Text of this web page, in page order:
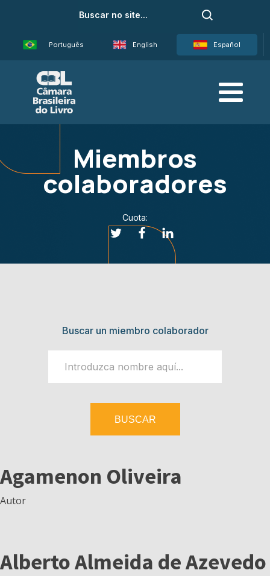
Português English Español
Miembros
colaboradores
Cuota:
Buscar un miembro colaborador
BUSCAR
Agamenon Oliveira
Autor
Alberto Almeida de Azevedo